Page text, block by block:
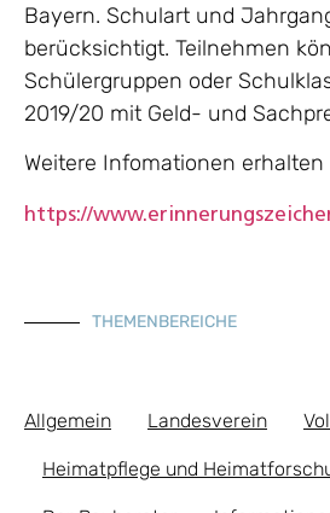
Bayern. Schulart und
berücksichtigt. Teilnehmen
Schülergruppen oder
2019/20 mit Geld- und
Weitere Infomationen erhalten
https://
THEMENBEREICHE
Allgemein Landesverein
Heimatpflege und